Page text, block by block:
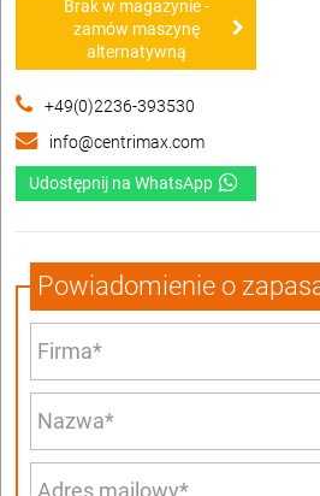
Brak w magazynie -
zamów maszynę
alternatywną
+49(0)2236-393530
info@centrimax.com
Udostępnij na WhatsApp
Powiadomienie o